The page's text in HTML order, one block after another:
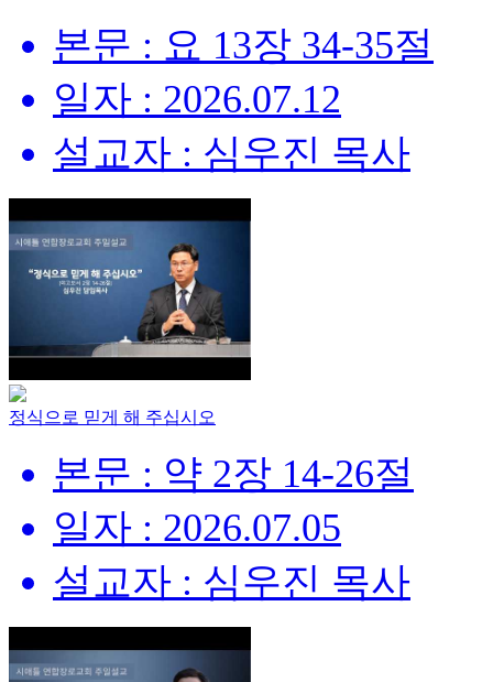
본문 : 요 13장 34-35절
일자 : 2026.07.12
설교자 : 심우진 목사
정식으로 믿게 해 주십시오
본문 : 약 2장 14-26절
일자 : 2026.07.05
설교자 : 심우진 목사